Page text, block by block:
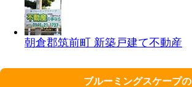
朝倉郡筑前町 新築戸建て不動産
ブルーミングスケープの